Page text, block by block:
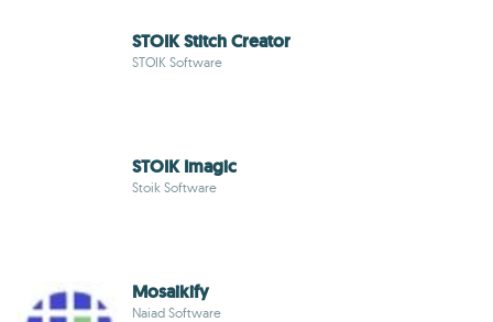
STOIK Stitch Creator
STOIK Software
STOIK Imagic
Stoik Software
Mosaikify
Naiad Software